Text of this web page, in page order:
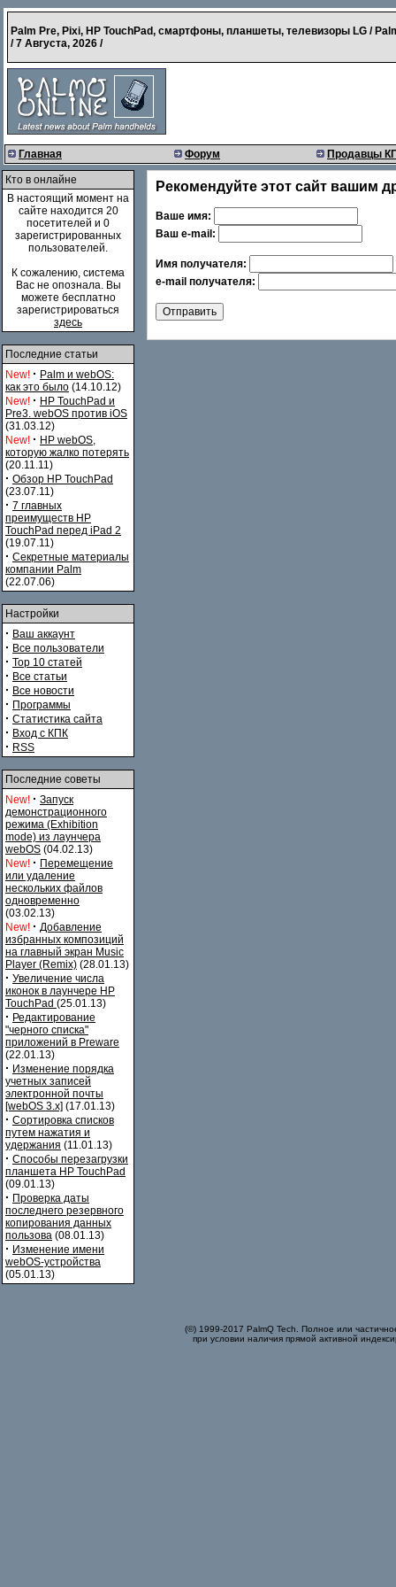
Palm Pre, Pixi, HP TouchPad, смартфоны, планшеты, телевизоры LG /
/7 Августа, 2026 /
Главная Форум Продавцы
Кто в онлайне
В настоящий момент на
сайте находится 20
посетителей и 0
зарегистрированных
пользователей.
К сожалению, система
Вас не опознала. Вы
можете бесплатно
зарегистрироваться
здесь
Последние статьи
New! · Palm и webOS:
как это было (14.10.12)
New! · HP TouchPad и
Pre3. webOS против iOS
(31.03.12)
New! · HP webOS,
которую жалко потерять
(20.11.11)
· Обзор HP TouchPad
(23.07.11)
· 7 главных
преимуществ HP
TouchPad перед iPad 2
(19.07.11)
· Секретные материалы
компании Palm
(22.07.06)
Настройки
· Ваш аккаунт
· Все пользователи
· Top 10 статей
· Все статьи
· Все новости
· Программы
· Статистика сайта
· Вход с КПК
· RSS
Последние советы
New! · Запуск
демонстрационного
режима (Exhibition
mode) из лаунчера
webOS (04.02.13)
New! · Перемещение
или удаление
нескольких файлов
одновременно
(03.02.13)
New! · Добавление
избранных композиций
на главный экран Music
Player (Remix) (28.01.13)
· Увеличение числа
иконок в лаунчере HP
TouchPad (25.01.13)
· Редактирование
"черного списка"
приложений в Preware
(22.01.13)
· Изменение порядка
учетных записей
электронной почты
[webOS 3.x] (17.01.13)
· Сортировка списков
путем нажатия и
удержания (11.01.13)
· Способы перезагрузки
планшета HP TouchPad
(09.01.13)
· Проверка даты
последнего резервного
копирования данных
пользова (08.01.13)
· Изменение имени
webOS-устройства
(05.01.13)
Рекомендуйте этот сайт вашим
Ваше имя:
Ваш e-mail:
Имя получателя:
e-mail получателя:
(©) 1999-2017 PalmQ Tech. Полное или
при условии наличия прямой активной